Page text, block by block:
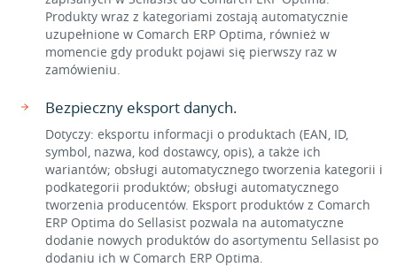
Produkty wraz z kategoriami zostają automatycznie
uzupełnione w Comarch ERP Optima, również w
momencie gdy produkt pojawi się pierwszy raz w
zamówieniu.
Bezpieczny eksport danych.
Dotyczy: eksportu informacji o produktach (EAN, ID,
symbol, nazwa, kod dostawcy, opis), a także ich
wariantów; obsługi automatycznego tworzenia kategorii i
podkategorii produktów; obsługi automatycznego
tworzenia producentów. Eksport produktów z Comarch
ERP Optima do Sellasist pozwala na automatyczne
dodanie nowych produktów do asortymentu Sellasist po
dodaniu ich w Comarch ERP Optima.